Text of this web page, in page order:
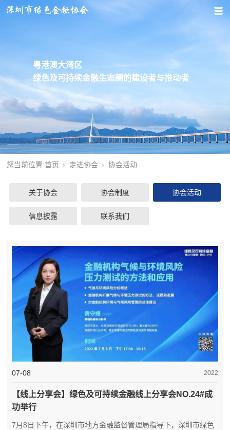
粤港澳大湾区
绿色及可持续金融生态圈的建设者与推动者
您当前位置:首页 走进协会 协会活动
关于协会 协会制度 协会活动
信息披露 联系我们
07-08 2022
【线上分享会】绿色及可持续金融线上分享会NO.24#成
功举行
7月8日下午，在深圳市地方金融监督管理局指导下，深圳市绿色